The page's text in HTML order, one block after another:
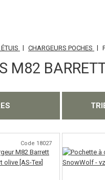
GRENADES
| CHARGEURS POCHES |
M82
Code 18027